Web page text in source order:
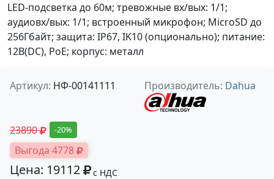
LED-подсветка до 60м; тревожные вх/вых: 1/1;
аудиовх/вых: 1/1; встроенный микрофон; MicroSD до
256Гбайт; защита: IP67, IK10 (опционально); питание:
12В(DC), PoE; корпус: металл
Артикул: НФ-00141111 Производитель: Dahua
23890 -20%
Выгода 4778
Цена: 19112 с НДС